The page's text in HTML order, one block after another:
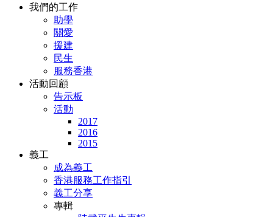
我們的工作
助學
關愛
援建
民生
服務香港
活動回顧
告示板
活動
2017
2016
2015
義工
成為義工
香港服務工作指引
義工分享
專輯